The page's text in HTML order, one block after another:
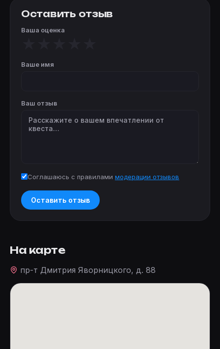
Оставить отзыв
Ваша оценка
Ваше имя
Ваш отзыв
Соглашаюсь с правилами модерации отзывов
Оставить отзыв
На карте
пр-т Дмитрия Яворницкого, д. 88